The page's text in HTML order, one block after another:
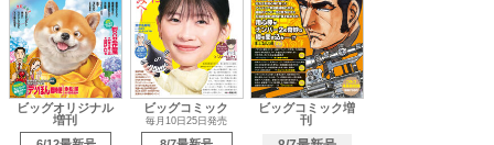
ビッグオリジナル
増刊
ビッグコミック
毎月10日25日発売
ビッグコミック増
刊